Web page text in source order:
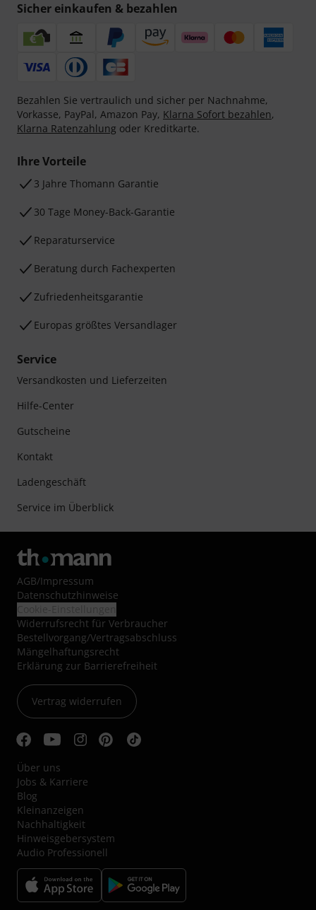
Sicher einkaufen & bezahlen
Bezahlen Sie vertraulich und sicher per Nachnahme,
Vorkasse, PayPal, Amazon Pay, Klarna Sofort bezahlen,
Klarna Ratenzahlung oder Kreditkarte.
Ihre Vorteile
3 Jahre Thomann Garantie
30 Tage Money-Back-Garantie
Reparaturservice
Beratung durch Fachexperten
Zufriedenheitsgarantie
Europas größtes Versandlager
Service
Versandkosten und Lieferzeiten
Hilfe-Center
Gutscheine
Kontakt
Ladengeschäft
Service im Überblick
AGB/Impressum
Datenschutzhinweise
Widerrufsrecht für Verbraucher
Bestellvorgang/Vertragsabschluss
Mängelhaftungsrecht
Erklärung zur Barrierefreiheit
Vertrag widerrufen
Über uns
Jobs & Karriere
Blog
Kleinanzeigen
Nachhaltigkeit
Hinweisgebersystem
Audio Professionell